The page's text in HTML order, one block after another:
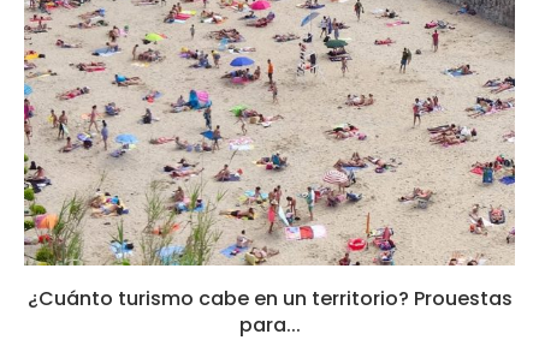
¿Cuánto turismo cabe en un territorio? Prouestas
para...